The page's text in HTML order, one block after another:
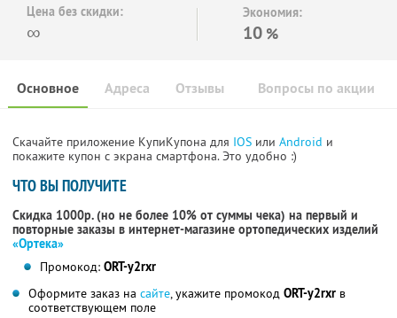
Цена без скидки:
∞
Экономия:
10 %
Основное Отзывы Вопросы по акции
Адреса
Скачайте приложение КупиКупона для IOS или Android и
покажите купон с экрана смартфона. Это удобно :)
ЧТО ВЫ ПОЛУЧИТЕ
Скидка 1000р. (но не более 10% от суммы чека) на первый и
повторные заказы в интернет-магазине ортопедических изделий
«Ортека»
Промокод: ORT-y2rxr
Оформите заказ на сайте, укажите промокод ORT-y2rxr в
соответствующем поле